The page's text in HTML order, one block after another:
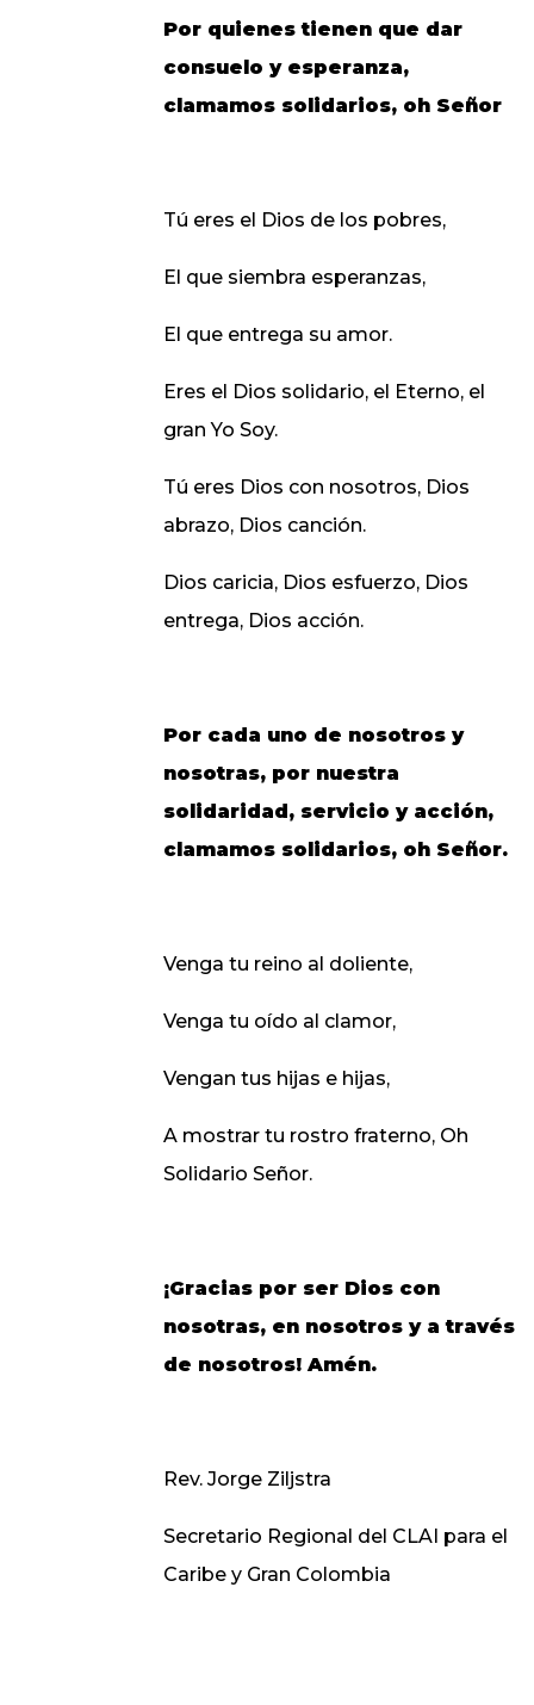
Por quienes tienen que dar
consuelo y esperanza,
clamamos solidarios, oh Señor
Tú eres el Dios de los pobres,
El que siembra esperanzas,
El que entrega su amor.
Eres el Dios solidario, el Eterno, el
gran Yo Soy.
Tú eres Dios con nosotros, Dios
abrazo, Dios canción.
Dios caricia, Dios esfuerzo, Dios
entrega, Dios acción.
Por cada uno de nosotros y
nosotras, por nuestra
solidaridad, servicio y acción,
clamamos solidarios, oh Señor.
Venga tu reino al doliente,
Venga tu oído al clamor,
Vengan tus hijas e hijas,
A mostrar tu rostro fraterno, Oh
Solidario Señor.
¡Gracias por ser Dios con
nosotras, en nosotros y a través
de nosotros! Amén.
Rev. Jorge Ziljstra
Secretario Regional del CLAI para el
Caribe y Gran Colombia